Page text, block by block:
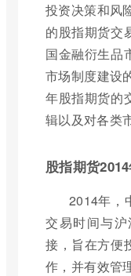
投资决策和风
的股指期货交
国金融衍生品
市场制度建设
年股指期货的
辑以及对各类
股指期货
2014年，
交易时间与
接，旨在方便
作，并有效管